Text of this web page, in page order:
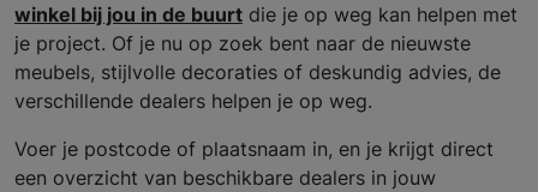
winkel bij jou in de buurt die je op weg kan helpen met
je project. Of je nu op zoek bent naar de nieuwste
meubels, stijlvolle decoraties of deskundig advies, de
verschillende dealers helpen je op weg.
Voer je postcode of plaatsnaam in, en je krijgt direct
een overzicht van beschikbare dealers in jouw